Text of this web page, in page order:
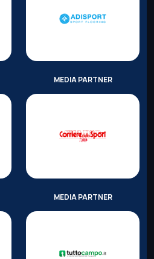
MEDIA PARTNER
MEDIA PARTNER